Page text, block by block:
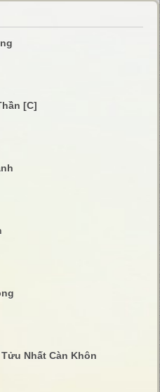
[C]
Nhất Càn Khôn